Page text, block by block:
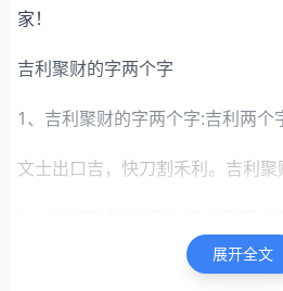
家！
吉利聚财的字两个字
1、吉利聚财的字两个字:吉利两个
文士出口吉，快刀割禾利。吉利聚
展开全文